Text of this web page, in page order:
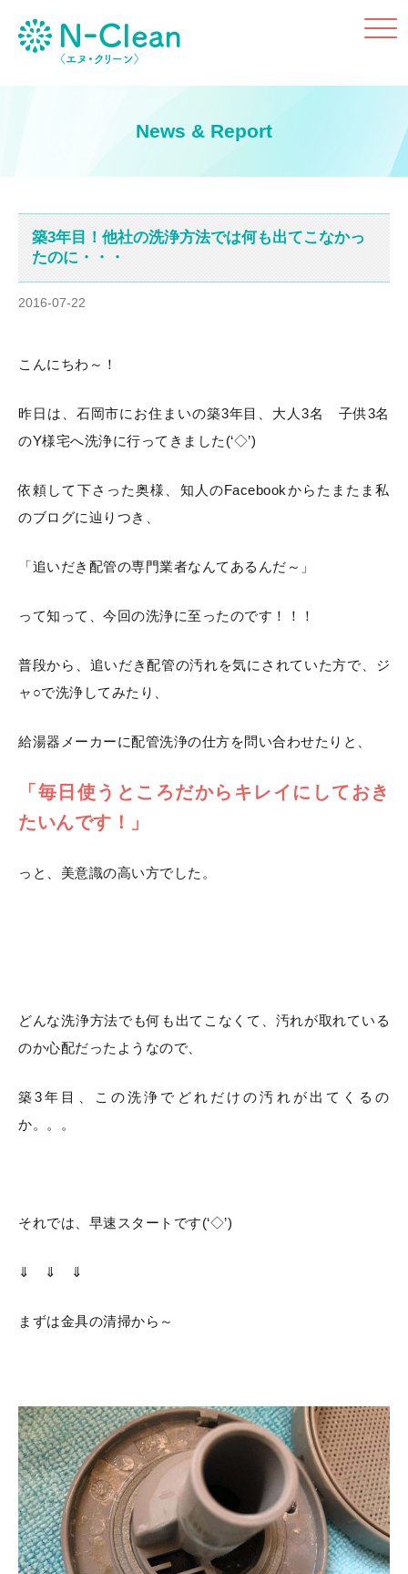
Click
News & Report
築3年目！他社の洗浄方法では何も出てこなかっ
たのに・・・
2016-07-22
こんにちわ～！
昨日は、石岡市にお住まいの築3年目、大人3名 子供3名
のY様宅へ洗浄に行ってきました(‘◇’)ゞ
依頼して下さった奥様、知人のFacebookからたまたま私
のブログに辿りつき、
「追いだき配管の専門業者なんてあるんだ～」
って知って、今回の洗浄に至ったのです！！！
普段から、追いだき配管の汚れを気にされていた方で、ジ
ャ○で洗浄してみたり、
給湯器メーカーに配管洗浄の仕方を問い合わせたりと、
「毎日使うところだからキレイにしておき
たいんです！」
っと、美意識の高い方でした。
どんな洗浄方法でも何も出てこなくて、汚れが取れている
のか心配だったようなので、
築3年目、この洗浄でどれだけの汚れが出てくるの
か。。。
それでは、早速スタートです(‘◇’)ゞ
⇓ ⇓ ⇓
まずは金具の清掃から～